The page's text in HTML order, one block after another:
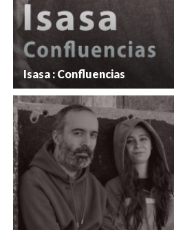
Isasa : Confluencias